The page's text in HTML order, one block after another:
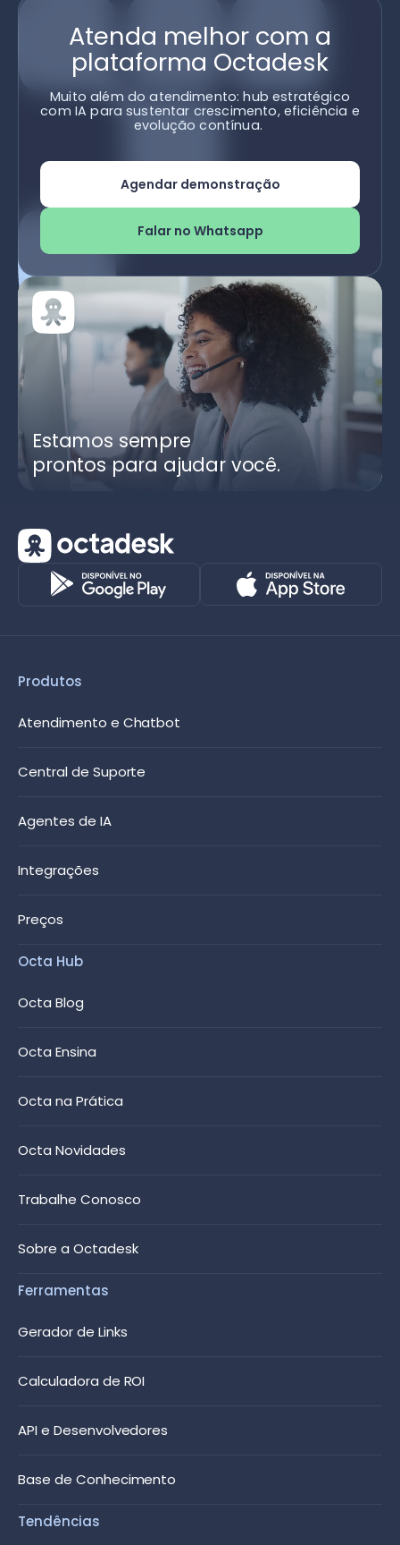
Atenda melhor com a
plataforma Octadesk
Muito além do atendimento: hub estratégico
com IA para sustentar crescimento, eficiência e
evolução contínua.
Agendar demonstração
Falar no Whatsapp
Estamos sempre
prontos para ajudar você.
Produtos
Atendimento e Chatbot
Central de Suporte
Agentes de IA
Integrações
Preços
Octa Hub
Octa Blog
Octa Ensina
Octa na Prática
Octa Novidades
Trabalhe Conosco
Sobre a Octadesk
Ferramentas
Gerador de Links
Calculadora de ROI
API e Desenvolvedores
Base de Conhecimento
Tendências